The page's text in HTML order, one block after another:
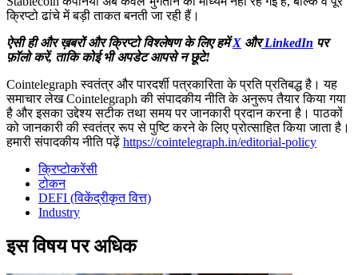
क्रिप्टो ढांचे में बड़ी ताकत बनती जा रही हैं।
ऐसी ही और ख़बरों और क्रिप्टो विश्लेषण के लिए हमेंX औरLinkedIn पर
फ़ॉलो करें, ताकि कोई भी अपडेट आपसे न छूटे!
Cointelegraph स्वतंत्र और पारदर्शी पत्रकारिता के प्रति प्रतिबद्ध है। यह
समाचार लेख Cointelegraph की संपादकीय नीति के अनुरूप तैयार किया गया
है और इसका उद्देश्य सटीक तथा समय पर जानकारी प्रदान करना है। पाठकों
को जानकारी की स्वतंत्र रूप से पुष्टि करने के लिए प्रोत्साहित किया जाता है।
हमारी संपादकीय नीति पढ़ें https://cointelegraph.in/editorial-policy
क्रिप्टोकरेंसी
टोकन
DEFI (विकेंद्रीकृत वित्त)
Industry
इस विषय पर अधिक